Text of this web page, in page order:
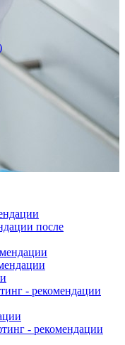
после
- рекомендации
- рекомендации